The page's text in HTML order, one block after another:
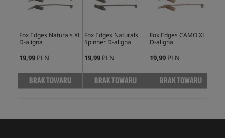
Fox Edges Naturals XL
D-aligna
19,99 PLN
BRAK TOWARU
Fox Edges Naturals
Spinner D-aligna
19,99 PLN
BRAK TOWARU
Fox Edges CAMO XL
D-aligna
19,99 PLN
BRAK TOWARU